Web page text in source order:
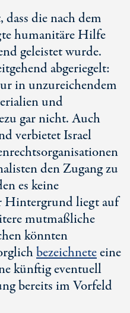
die nach dem
humanitäre Hilfe
geleistet wurde.
abgeriegelt:
in unzureichendem
und
gar nicht. Auch
verbietet Israel
den Zugang zu
es keine
Hintergrund liegt auf
mutmaßliche
könnten
bezeichneteeine
künftig eventuell
bereits im Vorfeld